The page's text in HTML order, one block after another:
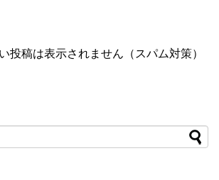
投稿は表示されません（スパム対策）